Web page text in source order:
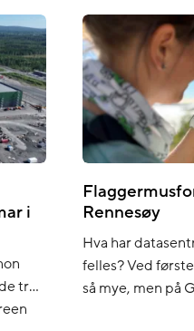
de
nytt
har Green
inngått et
som gjør at
datasenteret
av.
som […]
i
tre
Rennesøy
Hva har
felles? Ved
så mye, men på